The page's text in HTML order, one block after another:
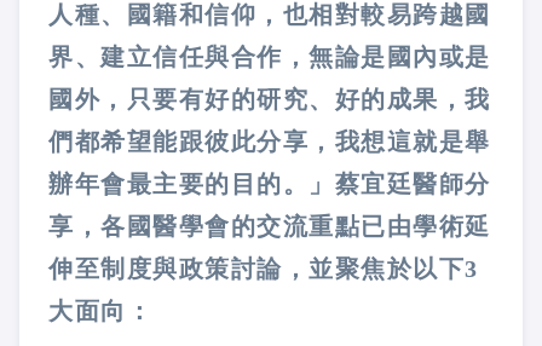
人種、國籍和信仰，也相對較易跨越國
界、建立信任與合作，無論是國內或是
國外，只要有好的研究、好的成果，我
們都希望能跟彼此分享，我想這就是舉
辦年會最主要的目的。」蔡宜廷醫師分
享，各國醫學會的交流重點已由學術延
伸至制度與政策討論，並聚焦於以下3
大面向：